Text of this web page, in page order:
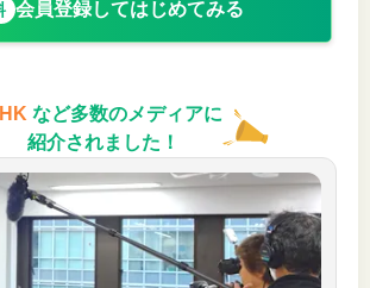
会員登録してはじめてみる
など多数のメディアに
紹介されました！